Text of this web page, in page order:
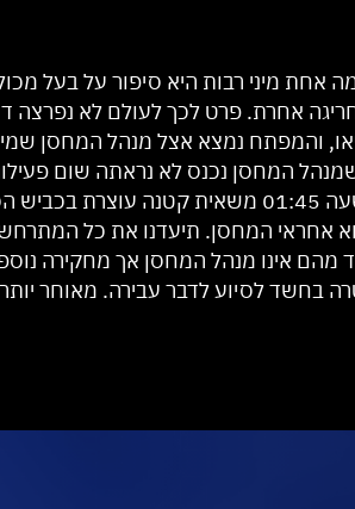
אחת מיני רבות היא סיפור על בעל
אחרת. פרט לכך לעולם לא נפרצה
והמפתח נמצא אצל מנהל המחסן
המחסן נכנס לא נראתה שום
החלטנו לעקוב אחר המתרחש בסביבת המכולת בשעות הקטנות של הלילה. צוות משרד החקירות ראה בשעה
אחראי המחסן. תיעדנו את כל
אינו מנהל המחסן אך מחקירה
בחשד לסיוע לדבר עבירה. מאוחר